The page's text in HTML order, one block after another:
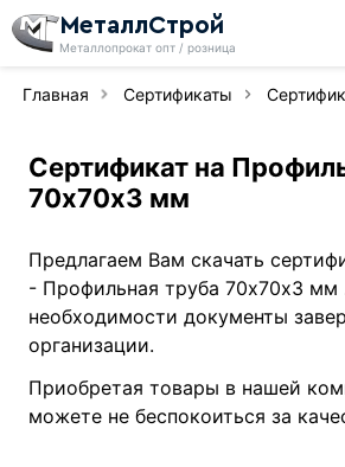
МеталлСтрой
Металлопрокат опт / розница
Главная Сертификаты
Сертификат на
70х70х3 мм
Предлагаем Вам скачать
- Профильная труба 70х70х3 мм
необходимости документы
организации.
Приобретая товары в нашей
можете не беспокоиться за